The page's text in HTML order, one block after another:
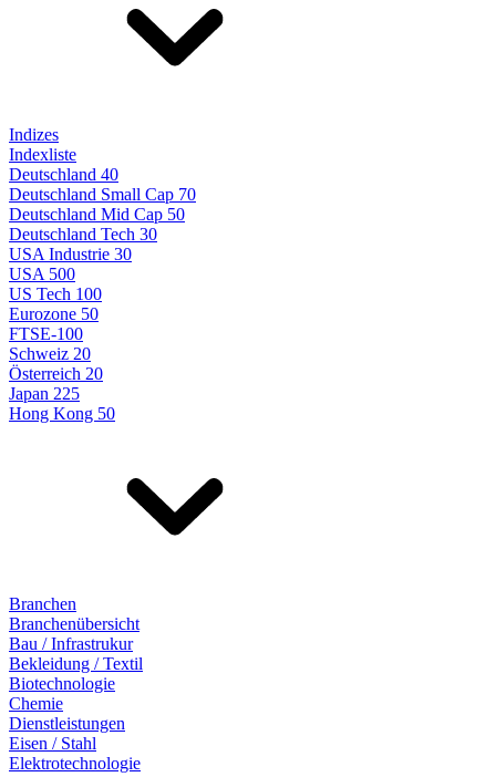
Indizes
Indexliste
Deutschland 40
Deutschland Small Cap 70
Deutschland Mid Cap 50
Deutschland Tech 30
USA Industrie 30
USA 500
US Tech 100
Eurozone 50
FTSE-100
Schweiz 20
Österreich 20
Japan 225
Hong Kong 50
Branchen
Branchenübersicht
Bau / Infrastrukur
Bekleidung / Textil
Biotechnologie
Chemie
Dienstleistungen
Eisen / Stahl
Elektrotechnologie